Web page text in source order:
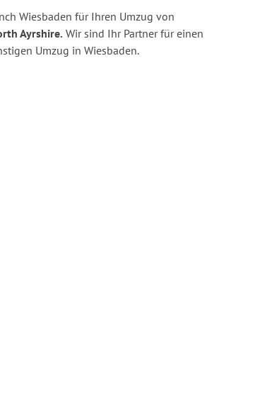
Wiesbaden für Ihren Umzug von
Ayrshire. Wir sind Ihr Partner für einen
Umzug in Wiesbaden.